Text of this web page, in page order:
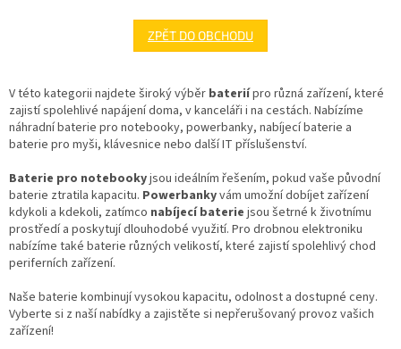
ZPĚT DO OBCHODU
V této kategorii najdete široký výběr bateriípro různá zařízení, které
zajistí spolehlivé napájení doma, v kanceláři i na cestách. Nabízíme
náhradní baterie pro notebooky, powerbanky, nabíjecí baterie a
baterie pro myši, klávesnice nebo další IT příslušenství.
Baterie pro notebookyjsou ideálním řešením, pokud vaše původní
baterie ztratila kapacitu. Powerbankyvám umožní dobíjet zařízení
kdykoli a kdekoli, zatímco nabíjecí baterie jsou šetrné k životnímu
prostředí a poskytují dlouhodobé využití. Pro drobnou elektroniku
nabízíme také baterie různých velikostí, které zajistí spolehlivý chod
periferních zařízení.
Naše baterie kombinují vysokou kapacitu, odolnost a dostupné ceny.
Vyberte si z naší nabídky a zajistěte si nepřerušovaný provoz vašich
zařízení!